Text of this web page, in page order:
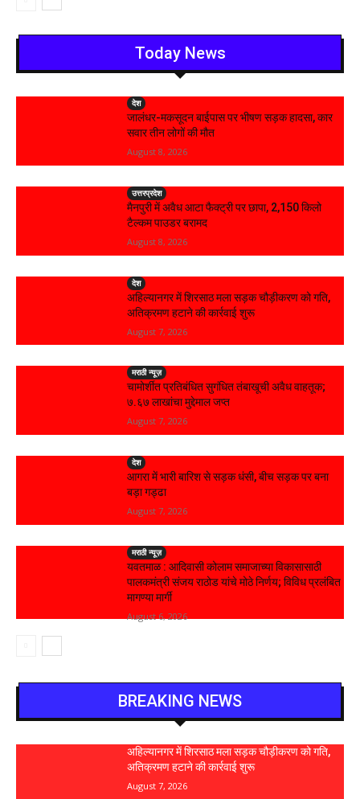
Today News
देश
जालंधर-मकसूदन बाईपास पर भीषण सड़क हादसा, कार
सवार तीन लोगों की मौत
August 8, 2026
उत्तरप्रदेश
मैनपुरी में अवैध आटा फैक्ट्री पर छापा, 2,150 किलो
टैल्कम पाउडर बरामद
August 8, 2026
देश
अहिल्यानगर में शिरसाठ मला सड़क चौड़ीकरण को गति,
अतिक्रमण हटाने की कार्रवाई शुरू
August 7, 2026
मराठी न्यूज़
चामोर्शीत प्रतिबंधित सुगंधित तंबाखूची अवैध वाहतूक;
₹७.६७ लाखांचा मुद्देमाल जप्त
August 7, 2026
देश
आगरा में भारी बारिश से सड़क धंसी, बीच सड़क पर बना
बड़ा गड्ढा
August 7, 2026
मराठी न्यूज़
यवतमाळ : आदिवासी कोलाम समाजाच्या विकासासाठी
पालकमंत्री संजय राठोड यांचे मोठे निर्णय; विविध प्रलंबित
मागण्या मार्गी
August 6, 2026
BREAKING NEWS
अहिल्यानगर में शिरसाठ मला सड़क चौड़ीकरण को गति,
अतिक्रमण हटाने की कार्रवाई शुरू
August 7, 2026